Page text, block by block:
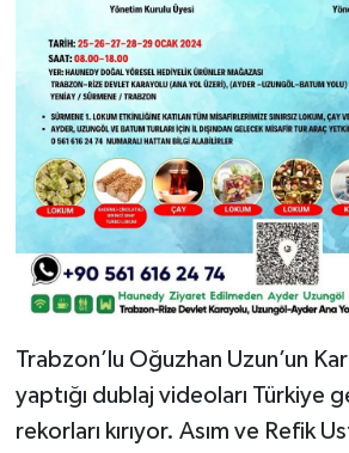
Trabzon’lu Oğuzhan Uzun’un
yaptığı dublaj videoları Türkiye
rekorları kırıyor. Asım ve Refik